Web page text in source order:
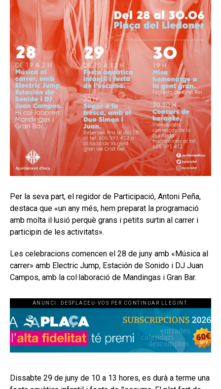
Per la seva part, el regidor de Participació, Antoni Peña,
destaca que «un any més, hem preparat la programació
amb molta il·lusió perquè grans i petits surtin al carrer i
participin de les activitats».
Les celebracions comencen el 28 de juny amb «Música al
carrer» amb Electric Jump, Estación de Sonido i DJ Juan
Campos, amb la col·laboració de Mandingas i Gran Bar.
ANUNCI. DESPLACEU-VOS PER CONTINUAR LLEGINT.
Dissabte 29 de juny de 10 a 13 hores, es durà a terme una